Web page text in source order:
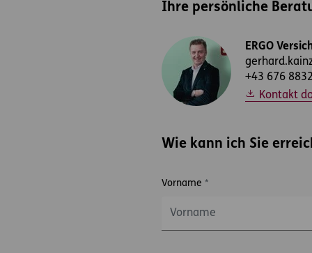
Ihre persönliche
ERGO
+43 676
Kontakt
Wie kann ich Sie
Vorname *